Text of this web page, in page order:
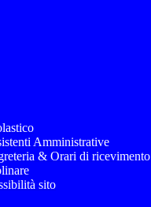
Amministrative
& Orari di ricevimento
sito